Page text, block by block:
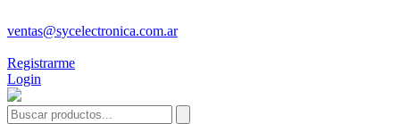
ventas@sycelectronica.com.ar
Registrarme
Login